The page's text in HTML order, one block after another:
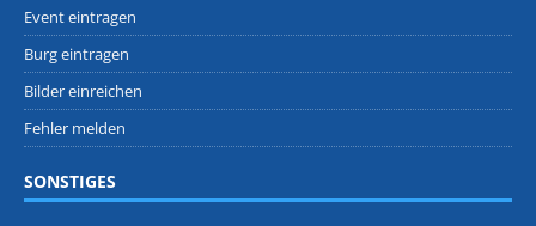
Event eintragen
Burg eintragen
Bilder einreichen
Fehler melden
SONSTIGES